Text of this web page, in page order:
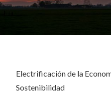
Electrificación de la
Sostenibilidad